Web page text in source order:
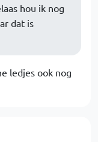
hou ik nog
dat is
ledjes ook nog